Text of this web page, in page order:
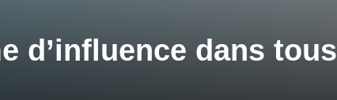
d’influence dans tous